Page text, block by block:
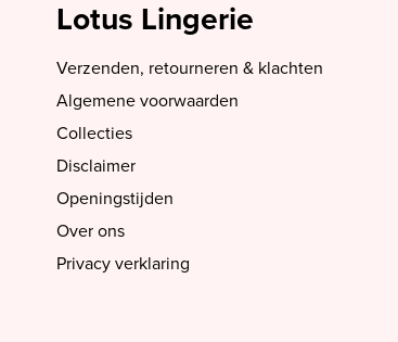
Lotus Lingerie
Verzenden, retourneren & klachten
Algemene voorwaarden
Collecties
Disclaimer
Openingstijden
Over ons
Privacy verklaring